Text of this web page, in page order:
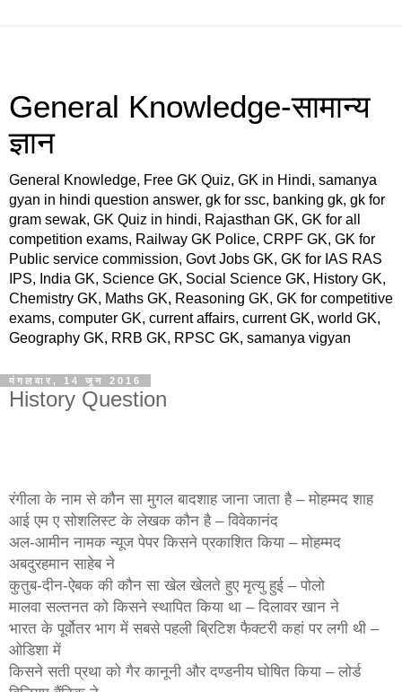
General Knowledge-सामान्य
ज्ञान
General Knowledge, Free GK Quiz, GK in Hindi, samanya
gyan in hindi question answer, gk for ssc, banking gk, gk for
gram sewak, GK Quiz in hindi, Rajasthan GK, GK for all
competition exams, Railway GK Police, CRPF GK, GK for
Public service commission, Govt Jobs GK, GK for IAS RAS
IPS, India GK, Science GK, Social Science GK, History GK,
Chemistry GK, Maths GK, Reasoning GK, GK for competitive
exams, computer GK, current affairs, current GK, world GK,
Geography GK, RRB GK, RPSC GK, samanya vigyan
मंगलवार, 14 जून 2016
History Question
रंगीला के नाम से कौन सा मुगल बादशाह जाना जाता है – मोहम्मद शाह
आई एम ए सोशलिस्ट के लेखक कौन है – विवेकानंद
अल-आमीन नामक न्यूज पेपर किसने प्रकाशित किया – मोहम्मद
अबदुरहमान साहेब ने
कुतुब-दीन-ऐबक की कौन सा खेल खेलते हुए मृत्यु हुई – पोलो
मालवा सल्तनत को किसने स्थापित किया था – दिलावर खान ने
भारत के पूर्वोतर भाग में सबसे पहली ब्रिटिश फैक्टरी कहां पर लगी थी –
ओडिशा में
किसने सती प्रथा को गैर कानूनी और दण्डनीय घोषित किया – लोर्ड